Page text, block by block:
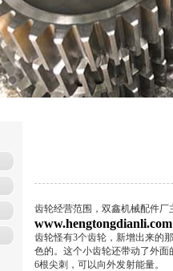
齿轮经营范围，双鑫机械配件厂
www.hengtongdianli.com
齿轮怪有3个齿轮，新增出来的
色的。这个小齿轮还带动了外
6根尖刺，可以向外发射能量。